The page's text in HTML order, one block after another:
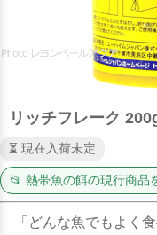
リッチフレーク
⏳ 現在入荷未定
📂 熱帯魚の餌の現行商品
「どんな魚でもよく